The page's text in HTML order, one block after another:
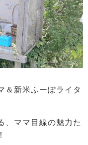
＆新米ふーぽライタ
、ママ目線の魅力た